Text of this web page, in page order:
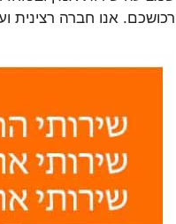
רכושכם. אנו חברה רצינית